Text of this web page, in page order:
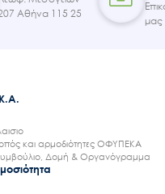
Αθήνα 115 25
μας
και αρμοδιότητες ΟΦΥΠΕΚΑ
Συμβούλιο, Δομή & Οργανόγραμμα